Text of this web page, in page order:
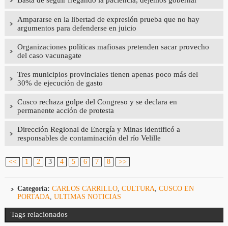
Ampararse en la libertad de expresión prueba que no hay
argumentos para defenderse en juicio
Organizaciones políticas mafiosas pretenden sacar provecho
del caso vacunagate
Tres municipios provinciales tienen apenas poco más del
30% de ejecución de gasto
Cusco rechaza golpe del Congreso y se declara en
permanente acción de protesta
Dirección Regional de Energía y Minas identificó a
responsables de contaminación del río Velille
<< 1 2 3 4 5 6 7 8 >>
Categoría: CARLOS CARRILLO, CULTURA, CUSCO EN
PORTADA, ULTIMAS NOTICIAS
Tags relacionados